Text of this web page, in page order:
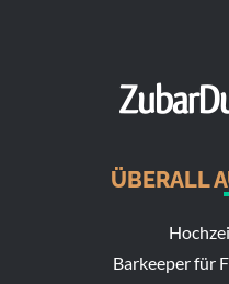
ÜBERALL
Barkeeper für